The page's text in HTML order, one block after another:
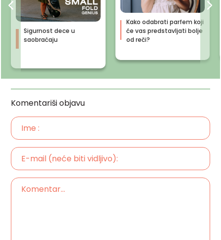
Sigurnost dece u
saobraćaju
Kako odabrati parfem koji
će vas predstavljati bolje
od reči?
Komentariši objavu